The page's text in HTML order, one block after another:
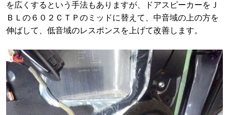
を広くするという手法もありますが、ドアスピーカーをＪ
ＢＬの６０２ＣＴＰのミッドに替えて、中音域の上の方を
伸ばして、低音域のレスポンスを上げて改善します。